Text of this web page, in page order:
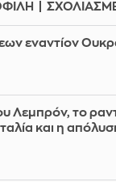
εναντίον
Λεμπρόν, το
και η